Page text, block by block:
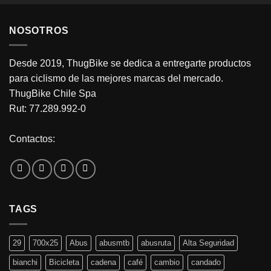
NOSOTROS
Desde 2019, ThugBike se dedica a entregarte productos
para ciclismo de las mejores marcas del mercado.
ThugBike Chile Spa
Rut: 77.289.992-0
Contactos:
TAGS
29 700x25 Abus abusmtb abusruta Alta Seguridad
bianchi Bicicleta cadena café cambio candado